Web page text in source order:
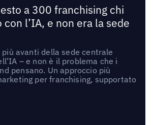
a 300 franchising chi
con l’IA, e non era la sede
avanti della sede centrale
– e non è il problema che i
pensano. Un approccio più
per franchising, supportato